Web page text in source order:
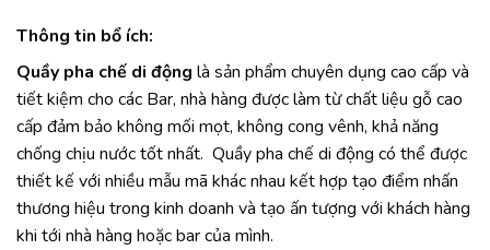
Thông tin bổ ích:
Quầy pha chế di động là sản phẩm chuyên dụng cao cấp và
tiết kiệm cho các Bar, nhà hàng được làm từ chất liệu gỗ cao
cấp đảm bảo không mối mọt, không cong vênh, khả năng
chống chịu nước tốt nhất. Quầy pha chế di động có thể được
thiết kế với nhiều mẫu mã khác nhau kết hợp tạo điểm nhấn
thương hiệu trong kinh doanh và tạo ấn tượng với khách hàng
khi tới nhà hàng hoặc bar của mình.